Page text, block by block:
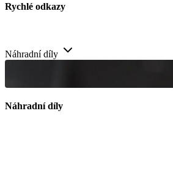
Rychlé odkazy
Náhradní díly
Náhradní díly